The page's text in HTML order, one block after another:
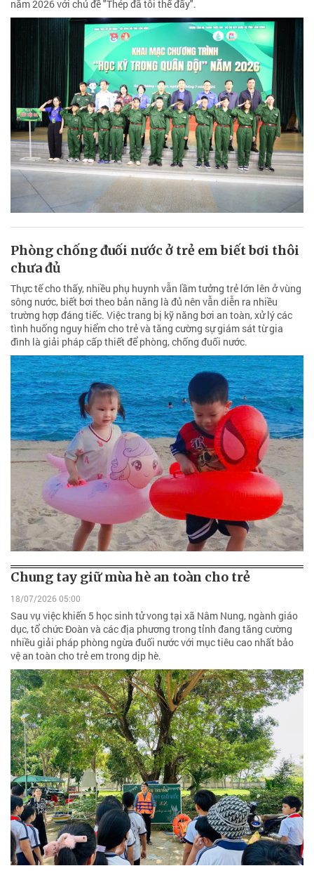
năm 2026 với chủ đề "Thép đã tôi thế đấy".
Phòng chống đuối nước ở trẻ em biết bơi thôi
chưa đủ
Thực tế cho thấy, nhiều phụ huynh vẫn lầm tưởng trẻ lớn lên ở vùng
sông nước, biết bơi theo bản năng là đủ nên vẫn diễn ra nhiều
trường hợp đáng tiếc. Việc trang bị kỹ năng bơi an toàn, xử lý các
tình huống nguy hiểm cho trẻ và tăng cường sự giám sát từ gia
đình là giải pháp cấp thiết để phòng, chống đuối nước.
Chung tay giữ mùa hè an toàn cho trẻ
18/07/2026 05:00
Sau vụ việc khiến 5 học sinh tử vong tại xã Nâm Nung, ngành giáo
dục, tổ chức Đoàn và các địa phương trong tỉnh đang tăng cường
nhiều giải pháp phòng ngừa đuối nước với mục tiêu cao nhất bảo
vệ an toàn cho trẻ em trong dịp hè.